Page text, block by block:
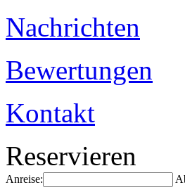
Nachrichten
Bewertungen
Kontakt
Reservieren
Anreise: